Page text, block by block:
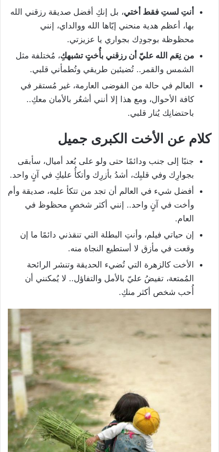
أنتِ لستِ فقط أختي، بل إنكِ أفضل صديقة رزقني الله
بها، أعظم هدية منحني إيّاها الله ووالداي، إنني
محظوظة بوجودِك بجواري يا عزيزتي.
من نِعَم الله عليّ أن رزقني بأُختٍ تشبهكِ، مُختلفة مثل
الشمس والقمر.. تُضيئين طريقي وتُطمأني قلبي.
العالم في حالة من الفوضى العارمة، غير مُستقر في
كافة الأحوال، ومع هذا إلا أنني أشعُر بالأمان معكِ..
باحتضانِك يُنار قلبي.
كلام عن الأخت الكبرى جميل
جنبًا إلى جنب ودائمًا حتى ولو على بُعد أميال، سأبقى
بجوارِك وفي قلبِك، أشدُ بأزرِك وأتكأُ عليكِ في آنٍ واحد.
أفضل شيء في العالم أن تجد من تتكأ عليه، صديقة وأم
وأخت في آنٍ واحد.. إنني أكثر شخصٍ محظوظ في
العام.
إن حياتي فيلم، وأنتِ البطلة التي تنقذني دائمًا ما إن
وقعت في مأزق لا أستطيع النجاة منه.
الأخت كالزهرة التي تُضيء الحديقة وتنشر الرائحة
المُمتعة، تفيضُ عليّ بالأمل والتفاؤل.. لا يُمكنني أن
أُحب شخص أكثر منكِ.